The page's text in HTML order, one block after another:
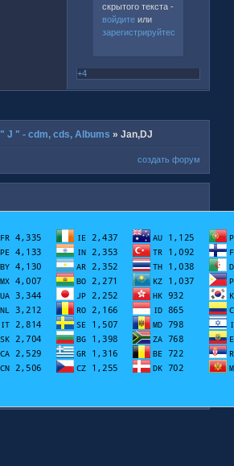
скрытого текста -
войдитеили
зарегистрируйтесь
+4
" J " - cdm, cds, Albums »Jan,DJ
создать форум